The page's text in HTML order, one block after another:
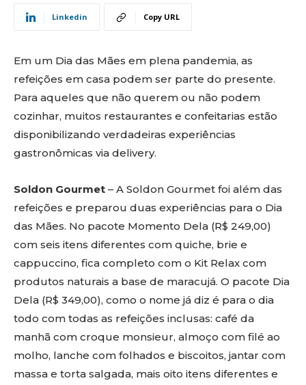
Linkedin Copy URL
Em um Dia das Mães em plena pandemia, as
refeições em casa podem ser parte do presente.
Para aqueles que não querem ou não podem
cozinhar, muitos restaurantes e confeitarias estão
disponibilizando verdadeiras experiências
gastronômicas via delivery.
Soldon Gourmet – A Soldon Gourmet foi além das
refeições e preparou duas experiências para o Dia
das Mães. No pacote Momento Dela (R$ 249,00)
com seis itens diferentes com quiche, brie e
cappuccino, fica completo com o Kit Relax com
produtos naturais a base de maracujá. O pacote Dia
Dela (R$ 349,00), como o nome já diz é para o dia
todo com todas as refeições inclusas: café da
manhã com croque monsieur, almoço com filé ao
molho, lanche com folhados e biscoitos, jantar com
massa e torta salgada, mais oito itens diferentes e